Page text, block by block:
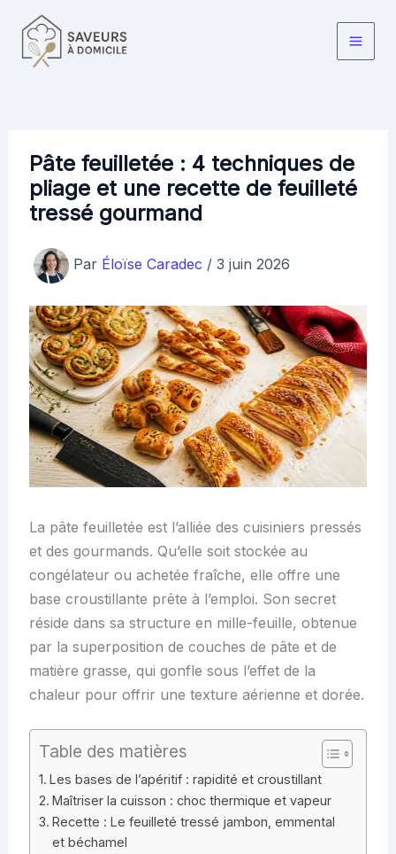
contenu
Main
Pâte feuilletée : 4 techniques de
pliage et une recette de feuilleté
tressé gourmand
Par Éloïse Caradec / 3 juin 2026
La pâte feuilletée est l’alliée des cuisiniers pressés
et des gourmands. Qu’elle soit stockée au
congélateur ou achetée fraîche, elle offre une
base croustillante prête à l’emploi. Son secret
réside dans sa structure en mille-feuille, obtenue
par la superposition de couches de pâte et de
matière grasse, qui gonfle sous l’effet de la
chaleur pour offrir une texture aérienne et dorée.
Table des matières
Les bases de l’apéritif : rapidité et croustillant
Maîtriser la cuisson : choc thermique et vapeur
Recette : Le feuilleté tressé jambon, emmental
et béchamel